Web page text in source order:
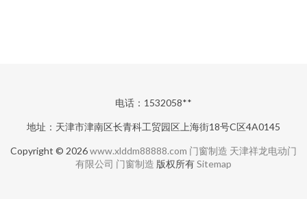
电话：1532058**
地址：天津市津南区长青科工贸园区上海街18号C区4A0145
Copyright © 2026www.xlddm88888.com 门窗制造 天津祥龙电动门
有限公司 门窗制造 版权所有Sitemap